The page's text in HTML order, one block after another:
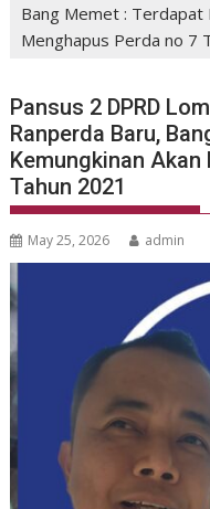
Bang Memet : Terdapat
Menghapus Perda no 7
Pansus 2 DPRD
Ranperda Baru,
Kemungkinan
Tahun 2021
May 25, 2026 admin